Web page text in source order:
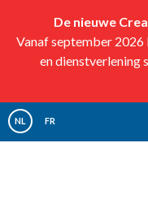
De nieuwe
Vanaf september 2026
en dienstverlening
NL FR